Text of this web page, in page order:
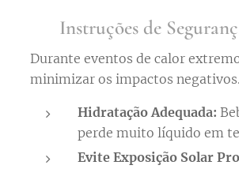
🚰 Instruções de
Durante eventos de calor
minimizar os impactos
Hidratação Adequada:
perde muito líquido em
Evite Exposição Solar